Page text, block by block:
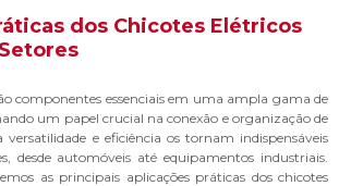
dos Chicotes Elétricos
componentes essenciais em uma ampla gama de
um papel crucial na conexão e organização de
versatilidade e eficiência os tornam indispensáveis
desde automóveis até equipamentos industriais.
as principais aplicações práticas dos chicotes